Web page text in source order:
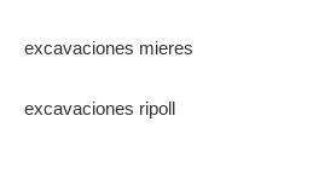
excavaciones mieres
excavaciones ripoll